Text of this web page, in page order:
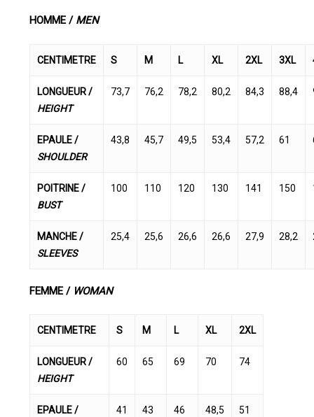
HOMME /MEN
CENTIMETRE S M L XL 2XL 3XL
LONGUEUR /
HEIGHT
73,7 76,2 78,2 80,2 84,3 88,4
EPAULE /
SHOULDER
43,8 45,7 49,5 53,4 57,2 61
POITRINE /
BUST
100 110 120 130 141 150
MANCHE /
SLEEVES
25,4 25,6 26,6 26,6 27,9 28,2
FEMME / WOMAN
CENTIMETRE S M L XL 2XL
LONGUEUR /
HEIGHT
60 65 69 70 74
EPAULE /
41 43 46 48,5 51